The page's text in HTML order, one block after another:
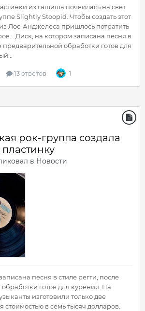
из гашиша появилась на свет
Slightly Stoopid. Чтобы создать этот
Лос-Анджелеса пришлось потратить
Диск, на котором записана песня в
предварительной обработки готов для
13 ответов 1
рок-группа создала
в Новости
песня в стиле регги, после
готов для курения. На
изготовили только две
стоимостью в семь тысяч долларов.